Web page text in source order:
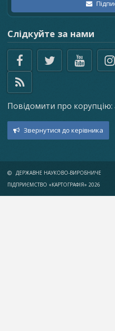
Слідкуйте за нами
Повідомити про корупцію:
Звернутися до керівника
ДЕРЖАВНЕ НАУКОВО-ВИРОБНИЧЕ
ПІДПРИЄМСТВО «КАРТОГРАФІЯ» 2026